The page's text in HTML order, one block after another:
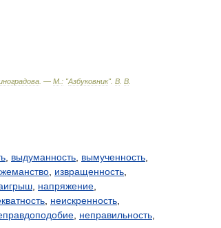
. — М : "Азбуковник". В В
выдуманность вымученность
жеманство извращенность
напряжение
неискренность
неправильность